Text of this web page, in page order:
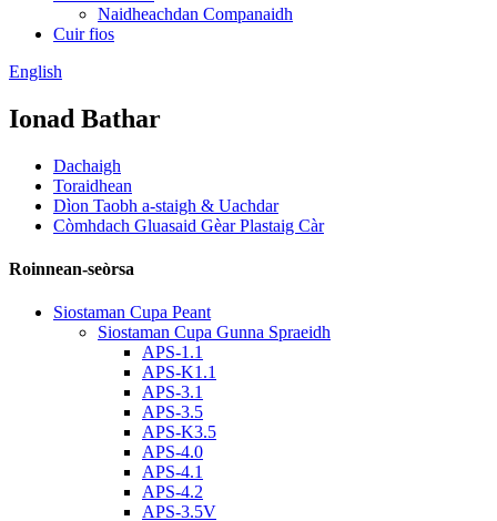
Naidheachdan Companaidh
Cuir fios
English
Ionad Bathar
Dachaigh
Toraidhean
Dìon Taobh a-staigh & Uachdar
Còmhdach Gluasaid Gèar Plastaig Càr
Roinnean-seòrsa
Siostaman Cupa Peant
Siostaman Cupa Gunna Spraeidh
APS-1.1
APS-K1.1
APS-3.1
APS-3.5
APS-K3.5
APS-4.0
APS-4.1
APS-4.2
APS-3.5V